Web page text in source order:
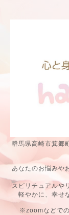
群馬県高崎市箕郷
あなたのお悩みや
スピリチュアルや
軽やかに、幸せ
※zoomなどでの